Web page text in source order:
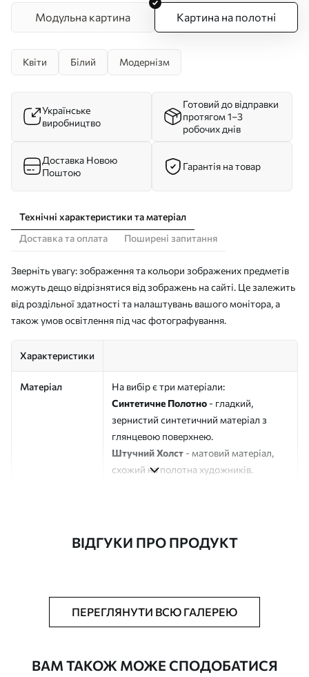
Модульна картина Картина на полотні
Квіти Білий Модернізм
Українське
виробництво
Готовий до відправки
протягом 1–3
робочих днів
Доставка Новою
Поштою
Гарантія на товар
Технічні характеристики та матеріал
Доставка та оплата
Поширені запитання
Зверніть увагу: зображення та кольори зображених предметів
можуть дещо відрізнятися від зображень на сайті. Це залежить
від роздільної здатності та налаштувань вашого монітора, а
також умов освітлення під час фотографування.
Характеристики
Матеріал
На вибір є три матеріали:
Синтетичне Полотно - гладкий,
зернистий синтетичний матеріал з
глянцевою поверхнею.
Штучний Холст - матовий матеріал,
схожий на полотна художників.
Додатково Можна додати лакове покриття.
ВІДГУКИ ПРО ПРОДУКТ
ПЕРЕГЛЯНУТИ ВСЮ ГАЛЕРЕЮ
ВАМ ТАКОЖ МОЖЕ СПОДОБАТИСЯ